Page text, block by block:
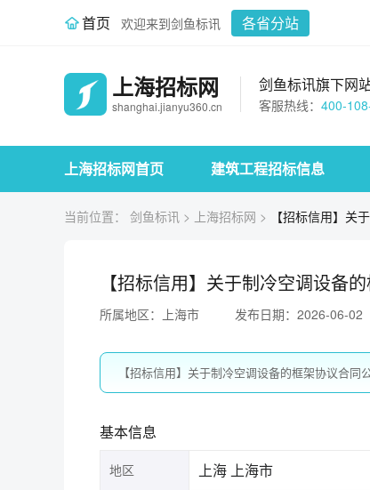
首页 欢迎来到剑鱼标讯 各省分站
上海招标网
shanghai.jianyu360.cn
剑鱼标讯旗下网
客服热线： 400-
上海招标网首页 建筑工程招标信息
当前位置： 剑鱼标讯 > 上海招标网 > 【招标信用】关
【招标信用】关于制冷空调设备
所属地区：上海市 发布日期：2026-06-02
【招标信用】关于制冷空调设备的框架协议合同
基本信息
地区 上海 上海市